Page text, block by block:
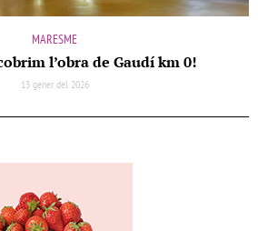
MARESME
l’obra de Gaudí km 0!
13 gener del 2026